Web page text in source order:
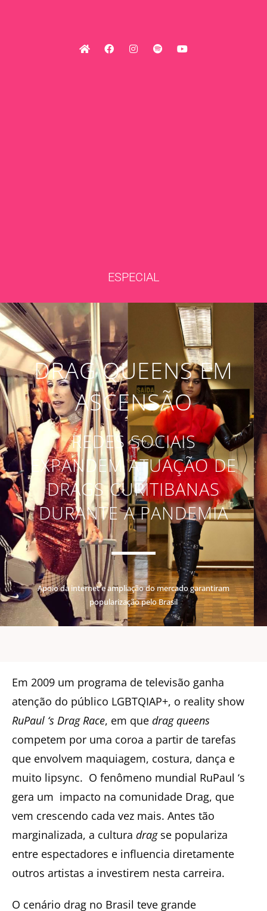
ESPECIAL
DRAG QUEENS EM
ASCENSÃO
REDES SOCIAIS
EXPANDEM ATUAÇÃO DE
DRAGS CURITIBANAS
DURANTE A PANDEMIA
Apoio da internet e ampliação do mercado garantiram
popularização pelo Brasil
Em 2009 um programa de televisão ganha
atenção do público LGBTQIAP+, o reality show
RuPaul ‘s Drag Race, em que drag queens
competem por uma coroa a partir de tarefas
que envolvem maquiagem, costura, dança e
muito lipsync. O fenômeno mundial RuPaul ‘s
gera um impacto na comunidade Drag, que
vem crescendo cada vez mais. Antes tão
marginalizada, a cultura dragse populariza
entre espectadores e influencia diretamente
outros artistas a investirem nesta carreira.
O cenário drag no Brasil teve grande